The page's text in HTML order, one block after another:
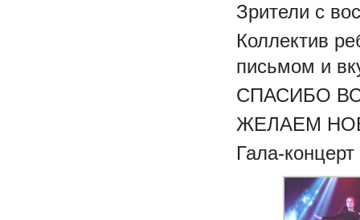
Зрители с
Коллектив
письмом и
СПАСИБО
ЖЕЛАЕМ
Гала-